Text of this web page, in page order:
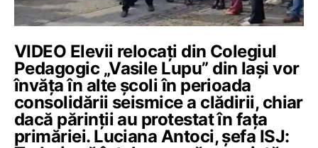
VIDEO Elevii relocați din Colegiul
Pedagogic „Vasile Lupu” din Iași vor
învăța în alte școli în perioada
consolidării seismice a clădirii, chiar
dacă părinții au protestat în fața
primăriei. Luciana Antoci, șefa ISJ: